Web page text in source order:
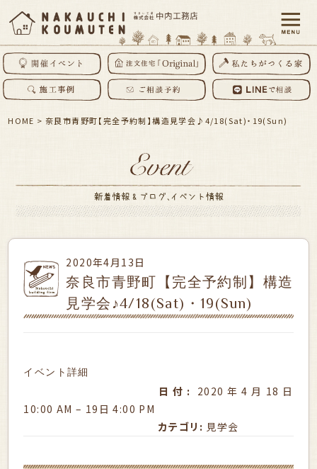
HOME >奈良市青野町【完全予約制】構造見学会♪4/18(Sat)・19(Sun)
2020年4月13日
奈良市青野町【完全予約制】構造
見学会♪4/18(Sat)・19(Sun)
イベント詳細
日付:
2020年4月18日
10:00 AM – 19日 4:00 PM
カテゴリ: 見学会